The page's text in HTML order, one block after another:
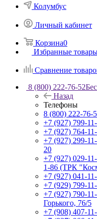
Колумбус
Личный кабинет
Корзина0
Избранные
Сравнение
8 (800) 222-76-52
Назад
Телефоны
8 (800) 222-76-
+7 (927) 799-
+7 (927) 764-
+7 (927) 299-
20
+7 (927) 029-
1-86 (ТРК
+7 (927) 041-
+7 (929) 799-
+7 (927) 790-
Горького, 76/5
+7 (908) 407-